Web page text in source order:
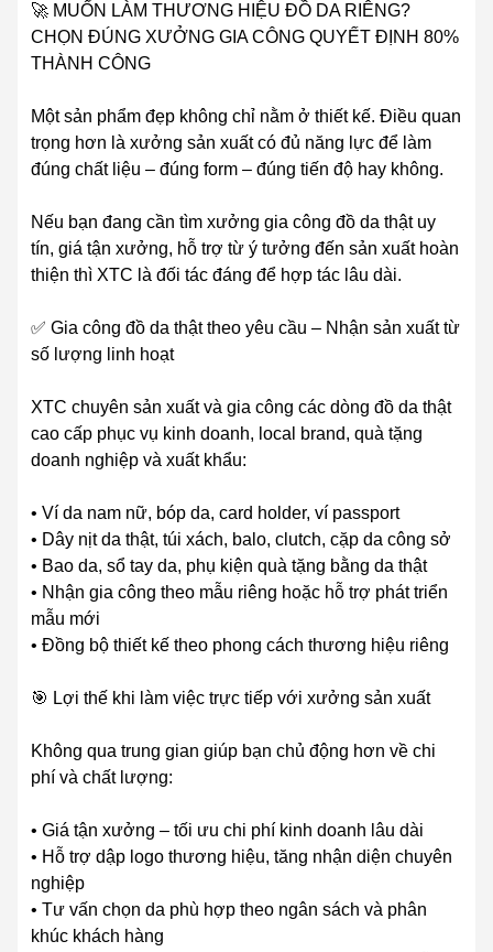
🚀 MUỐN LÀM THƯƠNG HIỆU ĐỒ DA RIÊNG?
CHỌN ĐÚNG XƯỞNG GIA CÔNG QUYẾT ĐỊNH 80%
THÀNH CÔNG
Một sản phẩm đẹp không chỉ nằm ở thiết kế. Điều quan
trọng hơn là xưởng sản xuất có đủ năng lực để làm
đúng chất liệu – đúng form – đúng tiến độ hay không.
Nếu bạn đang cần tìm xưởng gia công đồ da thật uy
tín, giá tận xưởng, hỗ trợ từ ý tưởng đến sản xuất hoàn
thiện thì XTC là đối tác đáng để hợp tác lâu dài.
✅ Gia công đồ da thật theo yêu cầu – Nhận sản xuất từ
số lượng linh hoạt
XTC chuyên sản xuất và gia công các dòng đồ da thật
cao cấp phục vụ kinh doanh, local brand, quà tặng
doanh nghiệp và xuất khẩu:
• Ví da nam nữ, bóp da, card holder, ví passport
• Dây nịt da thật, túi xách, balo, clutch, cặp da công sở
• Bao da, sổ tay da, phụ kiện quà tặng bằng da thật
• Nhận gia công theo mẫu riêng hoặc hỗ trợ phát triển
mẫu mới
• Đồng bộ thiết kế theo phong cách thương hiệu riêng
🎯 Lợi thế khi làm việc trực tiếp với xưởng sản xuất
Không qua trung gian giúp bạn chủ động hơn về chi
phí và chất lượng:
• Giá tận xưởng – tối ưu chi phí kinh doanh lâu dài
• Hỗ trợ dập logo thương hiệu, tăng nhận diện chuyên
nghiệp
• Tư vấn chọn da phù hợp theo ngân sách và phân
khúc khách hàng